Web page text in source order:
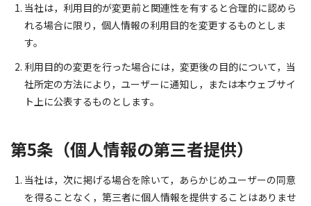
当社は，利用目的が変更前と関連性を有すると合理的に認めら
れる場合に限り，個人情報の利用目的を変更するものとしま
す。
利用目的の変更を行った場合には，変更後の目的について，当
社所定の方法により，ユーザーに通知し，または本ウェブサイ
ト上に公表するものとします。
第5条（個人情報の第三者提供）
当社は，次に掲げる場合を除いて，あらかじめユーザーの同意
を得ることなく，第三者に個人情報を提供することはありませ